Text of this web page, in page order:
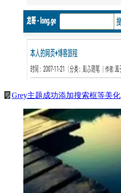
Grey主题成功添加搜索框等美化